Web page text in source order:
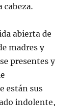
cabeza.
abierta de
madres y
presentes y
están sus
indolente,